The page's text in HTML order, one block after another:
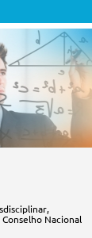
Nacional